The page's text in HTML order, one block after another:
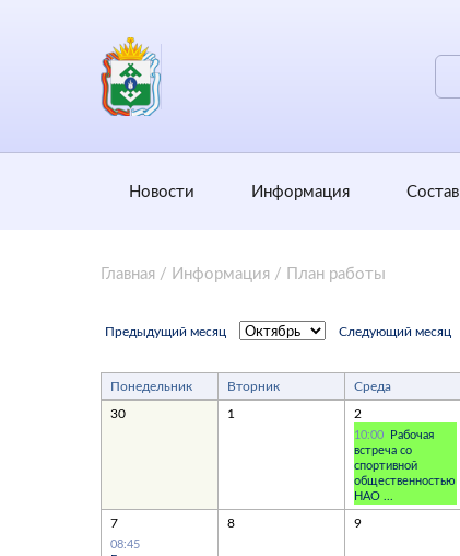
Новости Информация Состав
Главная / Информация / План работы
Предыдущий месяц Следующий месяц
Понедельник Вторник Среда
30 1 2
10:00
Рабочая
встреча со
спортивной
общественностью
НАО ...
7
08:45
8 9